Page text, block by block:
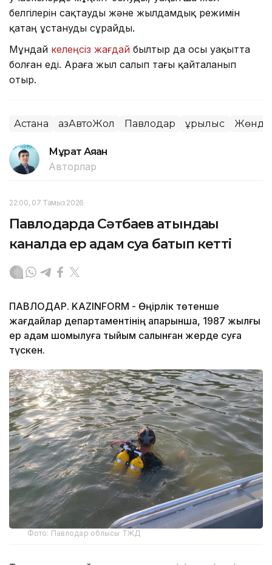
белгілерін сақтауды және жылдамдық режимін
қатаң ұстануды сұрайды.
Мұндай келеңсіз жағдай былтыр да осы уақытта
болған еді. Араға жыл салып тағы қайталанып
отыр.
Астана ҚазАвтоЖол Павлодар Құрылыс
Мұрат Аяған
Авторлар
22:00, 07 Тамыз 2026
Павлодарда Сәтбаев атындағы
каналда ер адам суға батып кетті
ПАВЛОДАР. KAZINFORM - Өңірлік төтенше
жағдайлар департаментінің ақпарынша, 1987 жылғы
ер адам шомылуға тыйым салынған жерде суға
түскен.
Фото: Павлодар облысы ТЖД